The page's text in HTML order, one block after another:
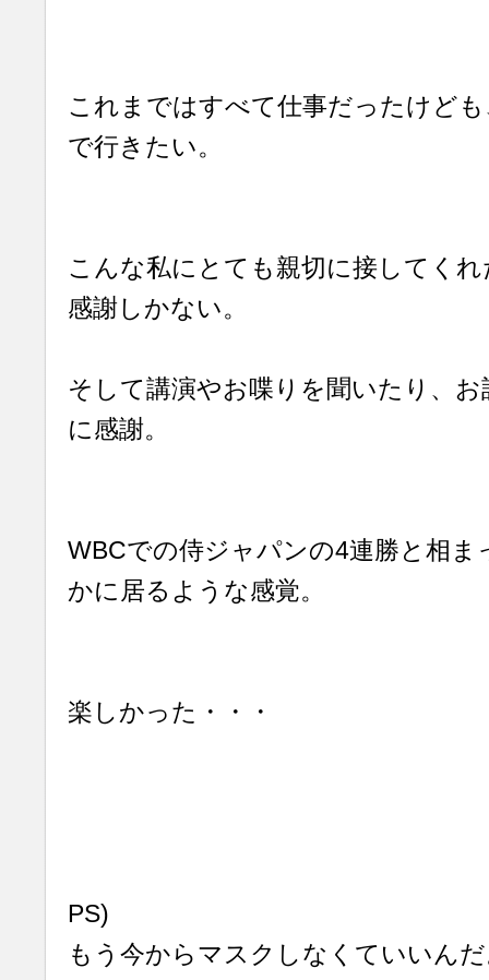
これまではすべて仕事だったけど
で行きたい。
こんな私にとても親切に接してく
感謝しかない。
そして講演やお喋りを聞いたり、
に感謝。
WBCでの侍ジャパンの4連勝と相ま
かに居るような感覚。
楽しかった・・・
PS)
もう今からマスクしなくていいん